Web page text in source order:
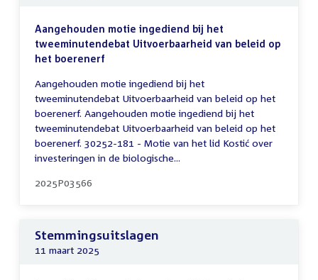
Aangehouden motie ingediend bij het
tweeminutendebat Uitvoerbaarheid van beleid op
het boerenerf
Aangehouden motie ingediend bij het
tweeminutendebat Uitvoerbaarheid van beleid op het
boerenerf. Aangehouden motie ingediend bij het
tweeminutendebat Uitvoerbaarheid van beleid op het
boerenerf. 30252-181 - Motie van het lid Kostić over
investeringen in de biologische...
2025P03566
Stemmingsuitslagen
11 maart 2025